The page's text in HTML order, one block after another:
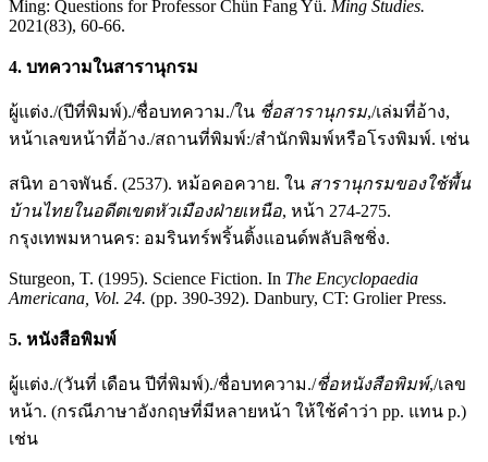
Ming: Questions for Professor Chün Fang Yü. Ming Studies.
2021(83), 60-66.
4. บทความในสารานุกรม
ผู้แต่ง./(ปีที่พิมพ์)./ชื่อบทความ./ใน ชื่อสารานุกรม,/เล่มที่อ้าง,
หน้าเลขหน้าที่อ้าง./สถานที่พิมพ์:/สำนักพิมพ์หรือโรงพิมพ์. เช่น
สนิท อาจพันธ์. (2537). หม้อคอควาย. ใน สารานุกรมของใช้พื้น
บ้านไทยในอดีตเขตหัวเมืองฝ่ายเหนือ, หน้า 274-275.
กรุงเทพมหานคร: อมรินทร์พริ้นติ้งแอนด์พลับลิชชิ่ง.
Sturgeon, T. (1995). Science Fiction. In The Encyclopaedia
Americana, Vol. 24. (pp. 390-392). Danbury, CT: Grolier Press.
5. หนังสือพิมพ์
ผู้แต่ง./(วันที่ เดือน ปีที่พิมพ์)./ชื่อบทความ./ชื่อหนังสือพิมพ์,/เลข
หน้า. (กรณีภาษาอังกฤษที่มีหลายหน้า ให้ใช้คำว่า pp. แทน p.)
เช่น